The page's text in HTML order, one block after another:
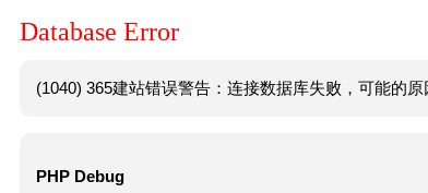
Database Error
(1040) 365建站错误警告：连接数据库失败，可能的
PHP Debug